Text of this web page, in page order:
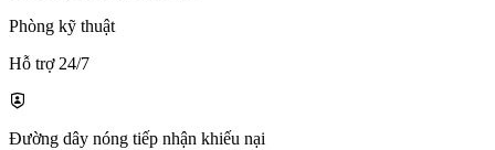
Phòng kỹ thuật
Hỗ trợ 24/7
Đường dây nóng tiếp nhận khiếu nại